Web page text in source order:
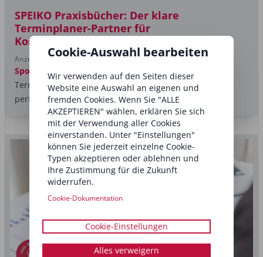
SPEIKO Praxisbücher: Der klare
Terminplaner-Partner für
Kosmetikstudios
Anzeige
Sponsored post
Entdecken Sie drei hilfreiche
Terminbücher mit viertelstündlicher Zeiteinteilung –
perfekt, um Behandlungen, Pausen und...
Cookie-Auswahl bearbeiten
Wir verwenden auf den Seiten dieser
Website eine Auswahl an eigenen und
fremden Cookies. Wenn Sie "ALLE
AKZEPTIEREN" wählen, erklären Sie sich
mit der Verwendung aller Cookies
einverstanden. Unter "Einstellungen"
können Sie jederzeit einzelne Cookie-
Typen akzeptieren oder ablehnen und
Ihre Zustimmung für die Zukunft
widerrufen.
Cookie-Dokumentation
Cookie-Einstellungen
Alles verweigern